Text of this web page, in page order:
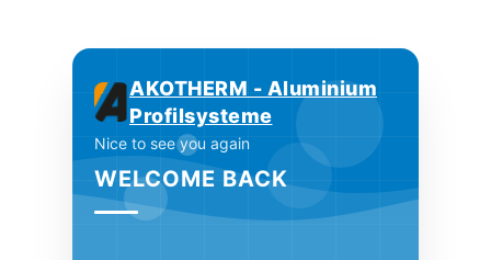
AKOTHERM - Aluminium
Profilsysteme
Nice to see you again
WELCOME BACK